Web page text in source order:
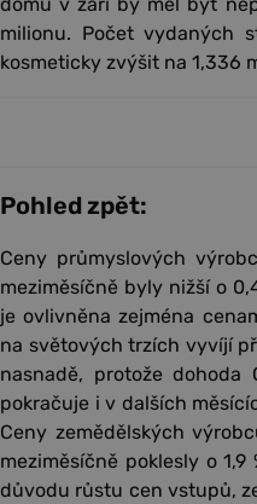
milionu. Počet vydaných
kosmeticky zvýšit na 1,336
Pohled zpět:
Ceny průmyslových
meziměsíčně byly nižší o
je ovlivněna zejména
na světových trzích vyvíjí
nasnadě, protože dohoda
pokračuje i v dalších
Ceny zemědělských
meziměsíčně poklesly o
důvodu růstu cen vstupů,